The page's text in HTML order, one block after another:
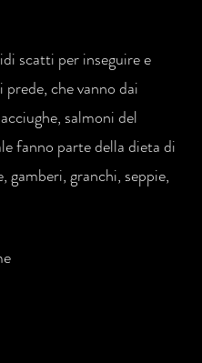
scatti per inseguire e
che vanno dai
salmoni del
fanno parte della dieta di
gamberi, granchi, seppie,